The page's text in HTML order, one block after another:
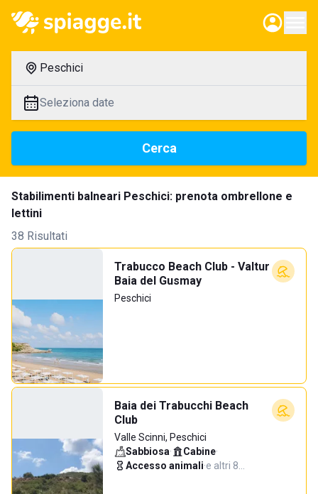
Peschici
Seleziona date
Cerca
Stabilimenti balneari Peschici: prenota ombrellone e
lettini
38 Risultati
Trabucco Beach Club - Valtur
Baia del Gusmay
Peschici
Baia dei Trabucchi Beach
Club
Valle Scinni, Peschici
Sabbiosa· Cabine·
Accesso animali·e altri 8…